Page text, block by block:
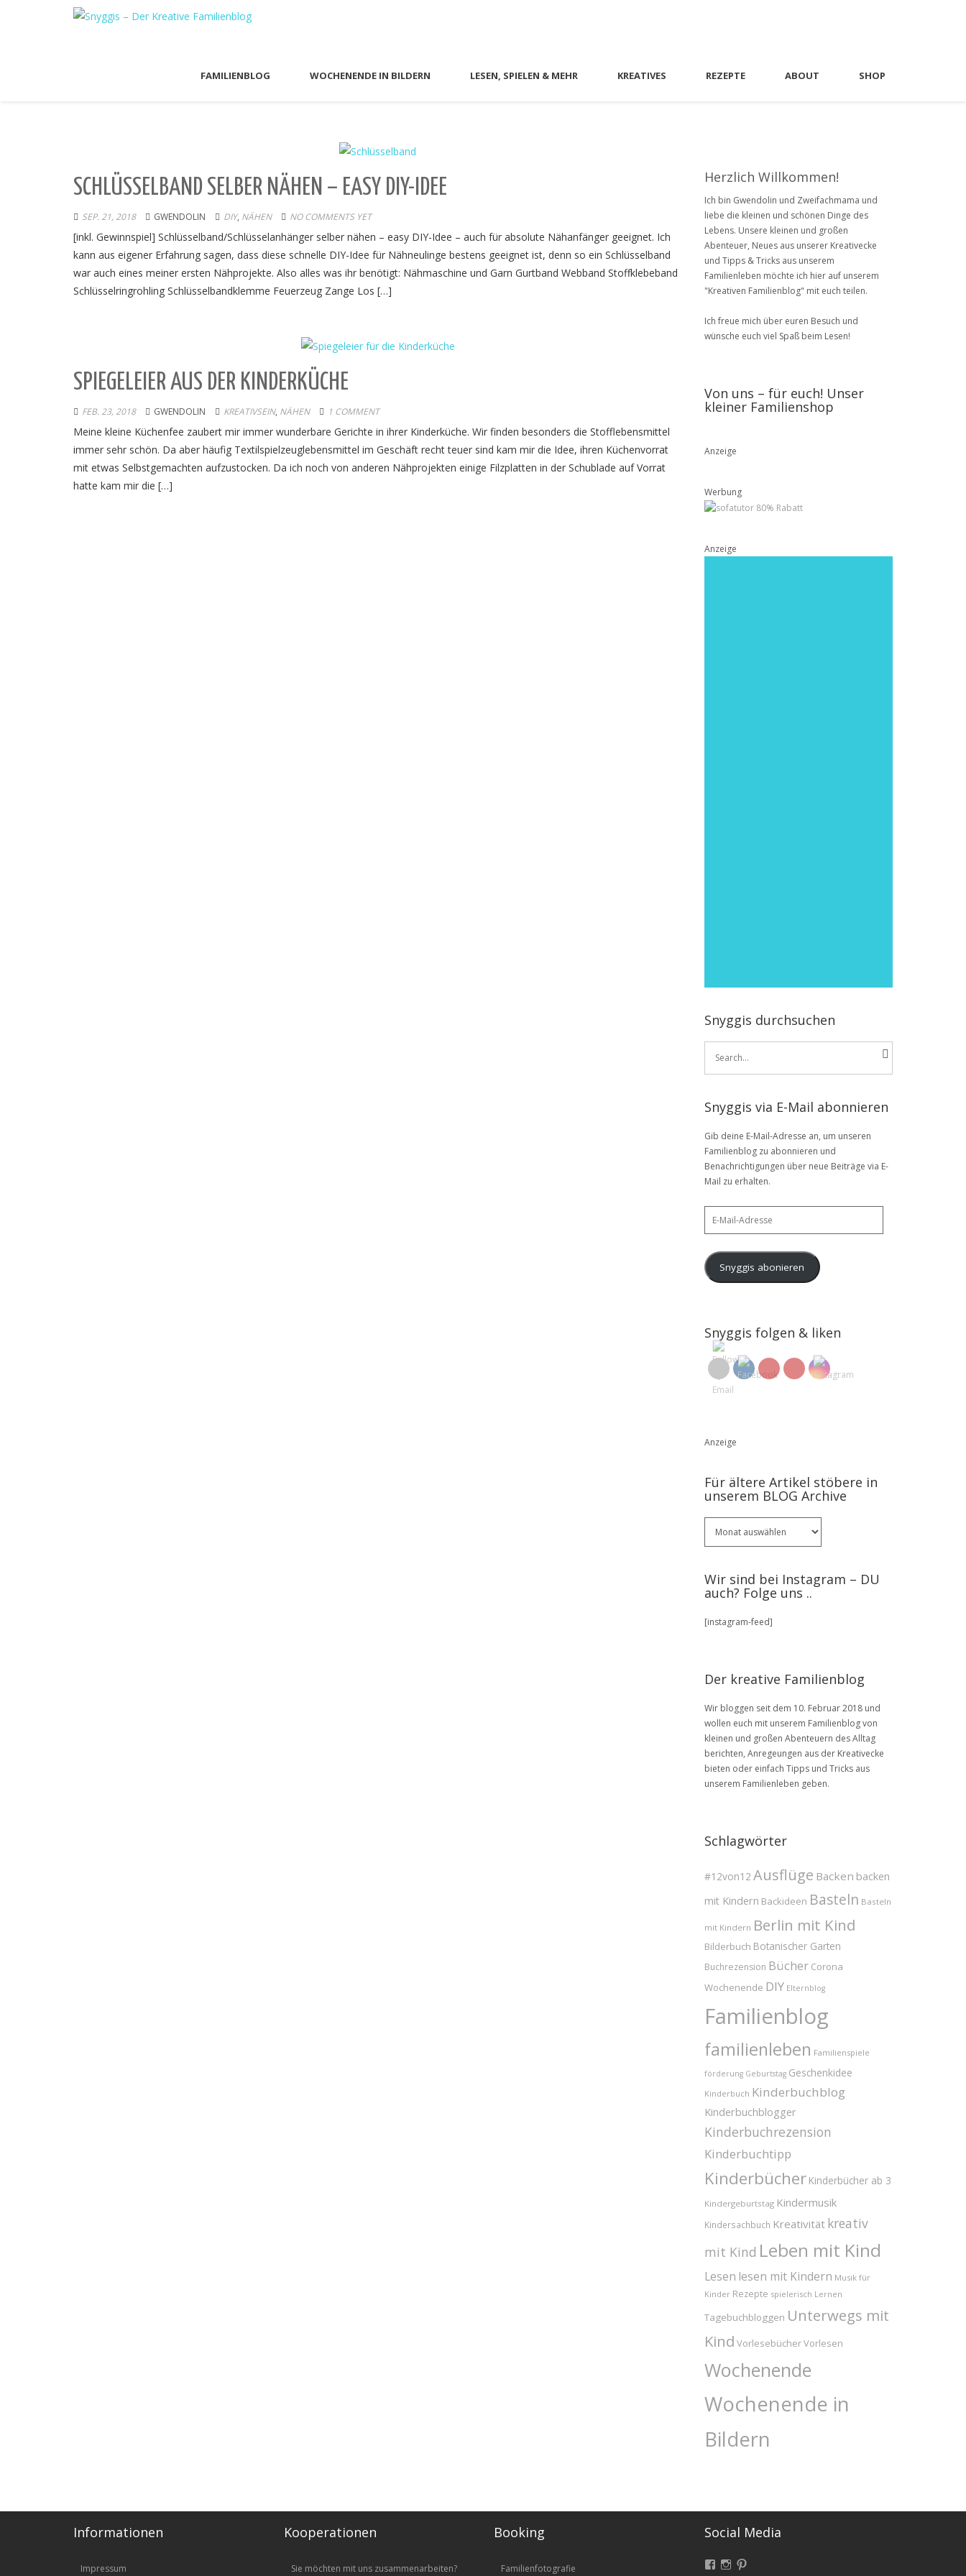
FAMILIENBLOG WOCHENENDE IN BILDERN LESEN, SPIELEN & MEHR KREATIVES REZEPTE ABOUT SHOP
SCHLÜSSELBAND SELBER NÄHEN – EASY DIY-IDEE
SEP. 21, 2018 GWENDOLIN DIY, NÄHEN NO COMMENTS YET
[inkl. Gewinnspiel] Schlüsselband/Schlüsselanhänger selber nähen – easy DIY-Idee – auch für absolute Nähanfänger geeignet. Ich
kann aus eigener Erfahrung sagen, dass diese schnelle DIY-Idee für Nähneulinge bestens geeignet ist, denn so ein Schlüsselband
war auch eines meiner ersten Nähprojekte. Also alles was ihr benötigt: Nähmaschine und Garn Gurtband Webband Stoffklebeband
Schlüsselringrohling Schlüsselbandklemme Feuerzeug Zange Los […]
SPIEGELEIER AUS DER KINDERKÜCHE
FEB. 23, 2018 GWENDOLIN KREATIVSEIN, NÄHEN 1 COMMENT
Meine kleine Küchenfee zaubert mir immer wunderbare Gerichte in ihrer Kinderküche. Wir finden besonders die Stofflebensmittel
immer sehr schön. Da aber häufig Textilspielzeuglebensmittel im Geschäft recht teuer sind kam mir die Idee, ihren Küchenvorrat
mit etwas Selbstgemachten aufzustocken. Da ich noch von anderen Nähprojekten einige Filzplatten in der Schublade auf Vorrat
hatte kam mir die […]
Herzlich Willkommen!
Ich bin Gwendolin und Zweifachmama und
liebe die kleinen und schönen Dinge des
Lebens. Unsere kleinen und großen
Abenteuer, Neues aus unserer Kreativecke
und Tipps & Tricks aus unserem
Familienleben möchte ich hier auf unserem
"Kreativen Familienblog" mit euch teilen.
Ich freue mich über euren Besuch und
wünsche euch viel Spaß beim Lesen!
Von uns – für euch! Unser
kleiner Familienshop
Anzeige
Werbung
Anzeige
Snyggis durchsuchen
Search
Snyggis via E-Mail abonnieren
Gib deine E-Mail-Adresse an, um unseren
Familienblog zu abonnieren und
Benachrichtigungen über neue Beiträge via E-
Mail zu erhalten.
Snyggis abonieren
Snyggis folgen & liken
Anzeige
Für ältere Artikel stöbere in
unserem BLOG Archive
ältere
in
unserem
Archive
Wir sind bei Instagram – DU
auch? Folge uns ..
[instagram-feed]
Der kreative Familienblog
Wir bloggen seit dem 10. Februar 2018 und
wollen euch mit unserem Familienblog von
kleinen und großen Abenteuern des Alltag
berichten, Anregeungen aus der Kreativecke
bieten oder einfach Tipps und Tricks aus
unserem Familienleben geben.
Schlagwörter
#12von12 Ausflüge Backen backen
mit Kindern Backideen Basteln Basteln
mit Kindern Berlin mit Kind
Bilderbuch Botanischer Garten
Buchrezension Bücher Corona
Wochenende DIY Elternblog
Familienblog
familienleben Familienspiele
förderung Geburtstag Geschenkidee
Kinderbuch Kinderbuchblog
Kinderbuchblogger
Kinderbuchrezension
Kinderbuchtipp
Kinderbücher Kinderbücher ab 3
Kindergeburtstag Kindermusik
Kindersachbuch Kreativität kreativ
mit Kind Leben mit Kind
Lesen lesen mit Kindern Musik für
Kinder Rezepte spielerisch Lernen
Tagebuchbloggen Unterwegs mit
Kind VorlesebücherVorlesen
Wochenende
Wochenende in
Bildern
Informationen
Impressum
Kooperationen
Sie möchten mit uns zusammenarbeiten?
Booking
Familienfotografie
Social Media
Facebook
Instagram
Pinterest